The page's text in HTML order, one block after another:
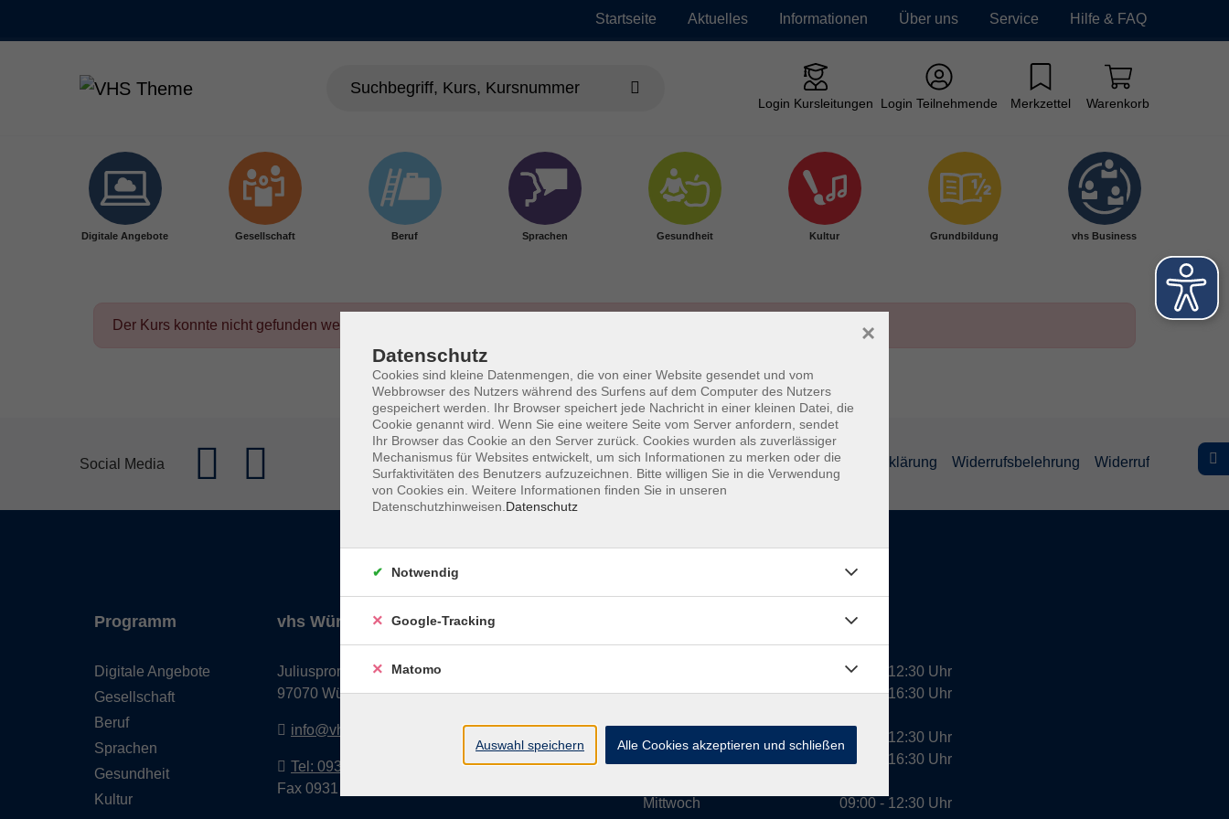
Startseite Aktuelles Informationen Über uns Service Hilfe & FAQ
Login Kursleitungen Login Teilnehmende Merkzettel Warenkorb
Digitale Angebote Gesellschaft Beruf Sprachen Gesundheit Kultur Grundbildung vhs Business
Der Kurs konnte nicht gefunden werden.
Social Media Impressum AGBs Datenschutzerklärung Barrierefreiheitserklärung Widerrufsbelehrung Widerruf
Programm
Digitale Angebote
Gesellschaft
Beruf
Sprachen
Gesundheit
Kultur
vhs Würzburg & Umgebung e. V.
Juliuspromenade 68
97070 Würzburg
info@vhs-wuerzburg.de
Tel: 0931 35593 0
Fax 0931 35593-20
Dienstag
Mittwoch
09:00 - 12:30 Uhr
13:00 - 16:30 Uhr
10:00 - 12:30 Uhr
13:00 - 16:30 Uhr
09:00 - 12:30 Uhr
Datenschutz
Cookies sind kleine Datenmengen, die von einer Website gesendet und vom
Webbrowser des Nutzers während des Surfens auf dem Computer des Nutzers
gespeichert werden. Ihr Browser speichert jede Nachricht in einer kleinen Datei, die
Cookie genannt wird. Wenn Sie eine weitere Seite vom Server anfordern, sendet
Ihr Browser das Cookie an den Server zurück. Cookies wurden als zuverlässiger
Mechanismus für Websites entwickelt, um sich Informationen zu merken oder die
Surfaktivitäten des Benutzers aufzuzeichnen. Bitte willigen Sie in die Verwendung
von Cookies ein. Weitere Informationen finden Sie in unseren
Datenschutzhinweisen. Datenschutz
×
Notwendig
Google-Tracking
Matomo
Auswahl speichern Alle Cookies akzeptieren und schließen